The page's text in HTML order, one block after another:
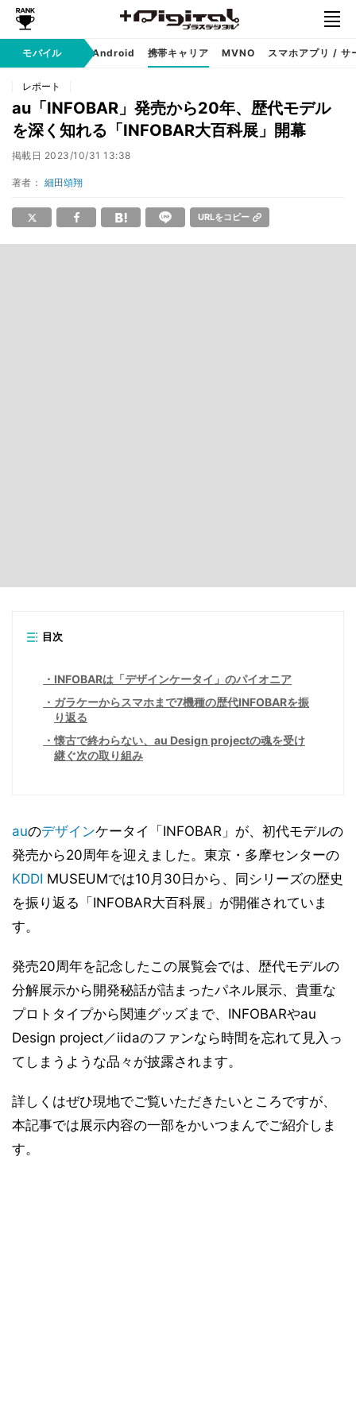
モバイル
iPhone Android 携帯キャリア MVNO スマホアプリ / サ
レポート
au「INFOBAR」発売から20年、歴代モデル
を深く知れる「INFOBAR大百科展」開幕
掲載日 2023/10/31 13:38
著者： 細田頌翔
URLをコピー
目次
INFOBARは「デザインケータイ」のパイオニア
ガラケーからスマホまで7機種の歴代INFOBARを振
り返る
懐古で終わらない、au Design projectの魂を受け
継ぐ次の取り組み
auのデザインケータイ「INFOBAR」が、初代モデルの
発売から20周年を迎えました。東京・多摩センターの
KDDI MUSEUMでは10月30日から、同シリーズの歴史
を振り返る「INFOBAR大百科展」が開催されていま
す。
発売20周年を記念したこの展覧会では、歴代モデルの
分解展示から開発秘話が詰まったパネル展示、貴重な
プロトタイプから関連グッズまで、INFOBARやau
Design project／iidaのファンなら時間を忘れて見入っ
てしまうような品々が披露されます。
詳しくはぜひ現地でご覧いただきたいところですが、
本記事では展示内容の一部をかいつまんでご紹介しま
す。